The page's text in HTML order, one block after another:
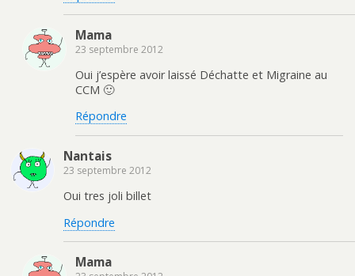
Mama
23 septembre 2012
Oui j’espère avoir laissé Déchatte et Migraine au
CCM 🙂
Répondre
Nantais
23 septembre 2012
Oui tres joli billet
Répondre
Mama